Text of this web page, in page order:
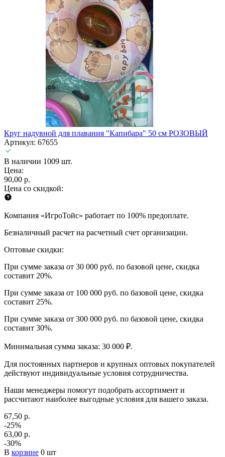
Круг надувной для плавания "Капибара" 50 см РОЗОВЫЙ
Артикул: 67655
В наличии 1009 шт.
Цена:
90,00 р.
Цена со скидкой:
Компания «ИгроТойс» работает по 100% предоплате.
Безналичный расчет на расчетный счет организации.
Оптовые скидки:
При сумме заказа от 30 000 руб. по базовой цене, скидка
составит 20%.
При сумме заказа от 100 000 руб. по базовой цене, скидка
составит 25%.
При сумме заказа от 300 000 руб. по базовой цене, скидка
составит 30%.
Минимальная сумма заказа: 30 000 ₽.
Для постоянных партнеров и крупных оптовых покупателей
действуют индивидуальные условия сотрудничества.
Наши менеджеры помогут подобрать ассортимент и
рассчитают наиболее выгодные условия для вашего заказа.
67,50 р.
-25%
63,00 р.
-30%
В корзине 0 шт